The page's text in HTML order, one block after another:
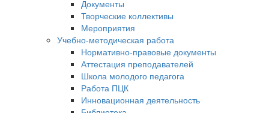
Документы
Творческие коллективы
Мероприятия
Учебно-методическая работа
Нормативно-правовые документы
Аттестация преподавателей
Школа молодого педагога
Работа ПЦК
Инновационная деятельность